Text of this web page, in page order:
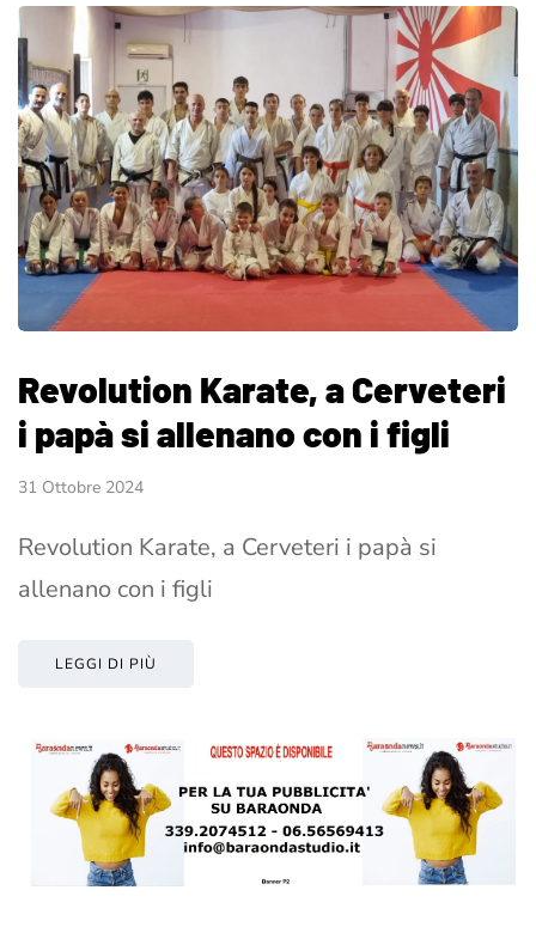
Revolution Karate, a Cerveteri
i papà si allenano con i figli
31 Ottobre 2024
Revolution Karate, a Cerveteri i papà si
allenano con i figli
LEGGI DI PIÙ